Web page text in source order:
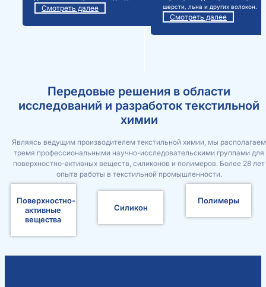
Смотреть далее
шерсти, льна и других волокон.
Смотреть далее
Передовые решения в области
исследований и разработок текстильной
химии
Являясь ведущим производителем текстильной химии, мы располагаем
тремя профессиональными научно-исследовательскими группами для
поверхностно-активных веществ, силиконов и полимеров. Более 28 лет
опыта работы в текстильной промышленности.
Поверхностно-
активные
вещества
Силикон
Полимеры